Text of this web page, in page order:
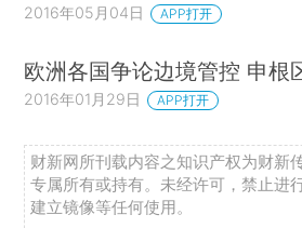
2016年05月04日 APP打开
欧洲各国争论边境管控 申根
2016年01月29日 APP打开
财新网所刊载内容之知识产权为财新
专属所有或持有。未经许可，禁止进
建立镜像等任何使用。